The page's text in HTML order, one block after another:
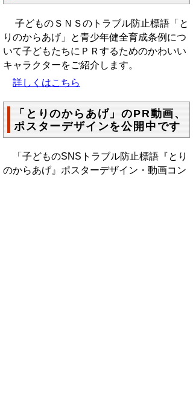
子どものＳＮＳのトラブル防止標語「と
りのからあげ」と青少年健全育成条例につ
いて子どもたちにＰＲするためのかわいい
キャラクターをご紹介します。
詳しくはこちら
「とりのからあげ」のPR動画、
ポスターデザインを公開中です
「子どものSNSトラブル防止標語『とり
のからあげ』ポスターデザイン・動画コン